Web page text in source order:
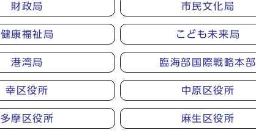
財政局 市民文化局
健康福祉局 こども未来局
港湾局 臨海部国際戦略本部
幸区役所 中原区役所
多摩区役所 麻生区役所